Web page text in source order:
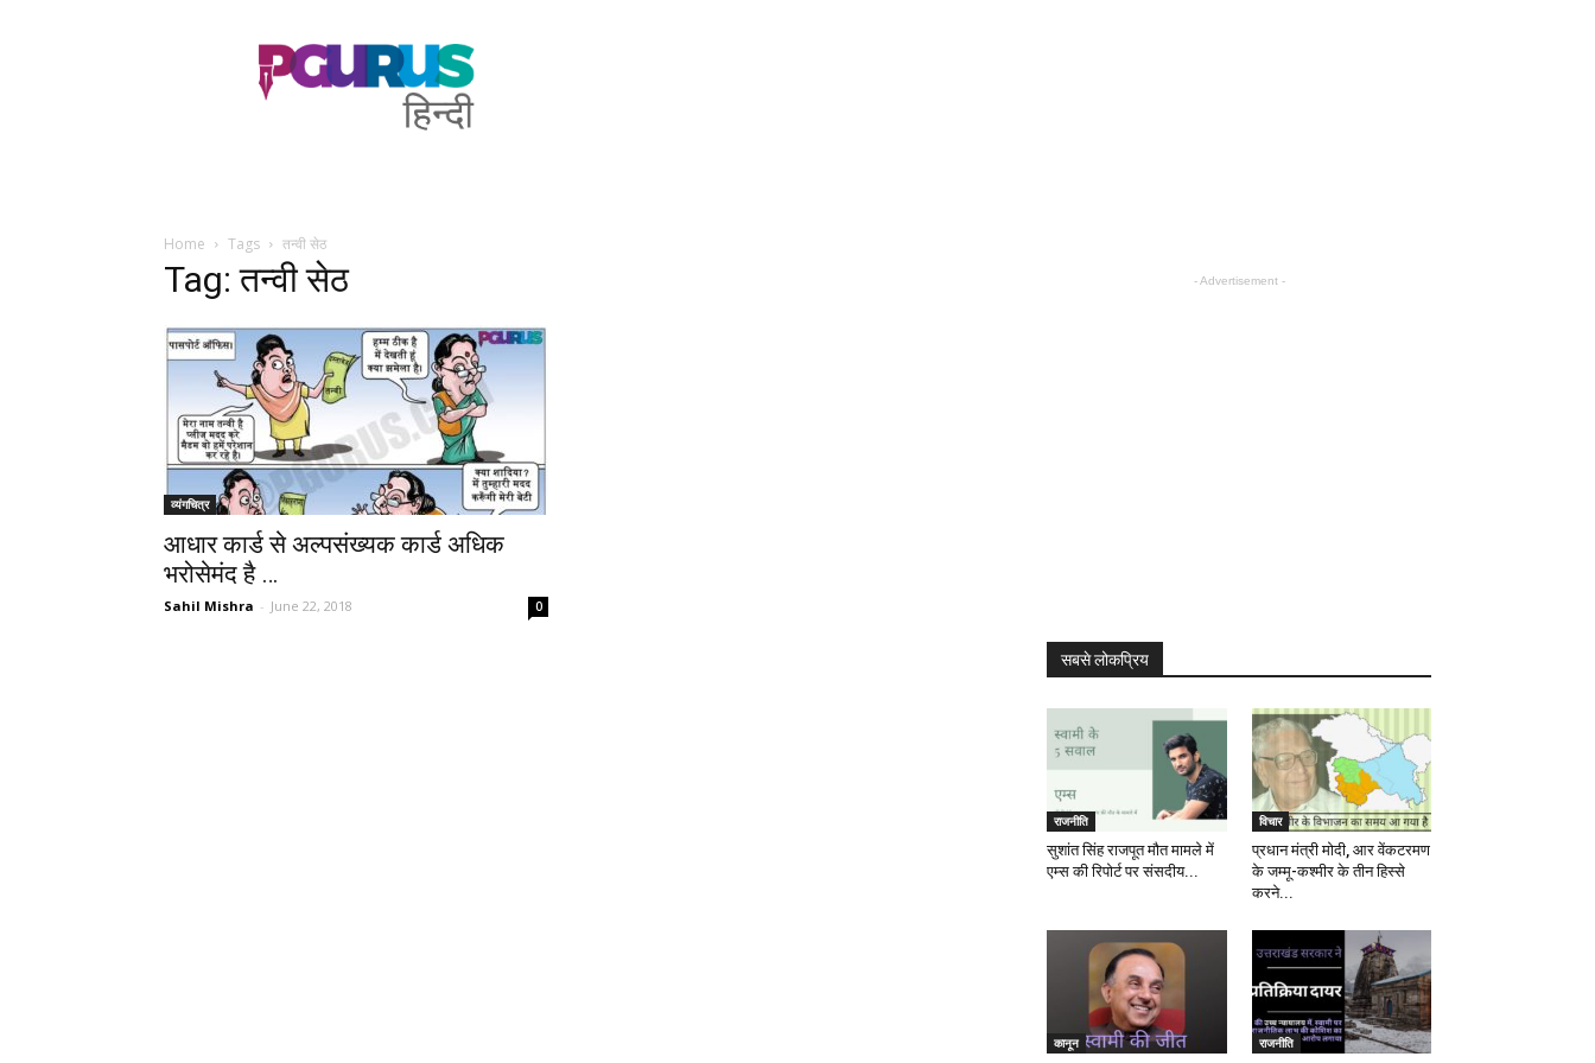
PGurus
Hindi
Home Tags तन्वी सेठ
Tag: तन्वी सेठ
व्यंगचित्र
आधार कार्ड से अल्पसंख्यक कार्ड अधिक
भरोसेमंद है …
Sahil Mishra - June 22, 2018 0
- Advertisement -
सबसे लोकप्रिय
राजनीति
सुशांत सिंह राजपूत मौत मामले में
एम्स की रिपोर्ट पर संसदीय...
विचार
प्रधान मंत्री मोदी, आर वेंकटरमण
के जम्मू-कश्मीर के तीन हिस्से
करने...
कानून राजनीति